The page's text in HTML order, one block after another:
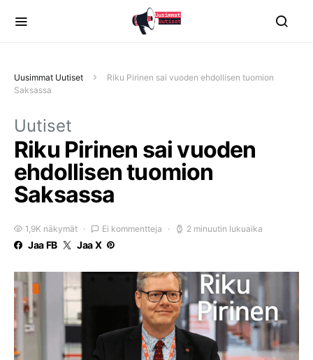
Uusimmat Uutiset
Riku Pirinen sai vuoden ehdollisen tuomion
Saksassa
Uutiset
Riku Pirinen sai vuoden
ehdollisen tuomion
Saksassa
1,9K näkymät Ei kommentteja 2 minuutin lukuaika
Jaa FB Jaa X